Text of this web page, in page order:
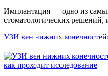
Имплантация — одно из
стоматологических решений,
УЗИ вен нижних